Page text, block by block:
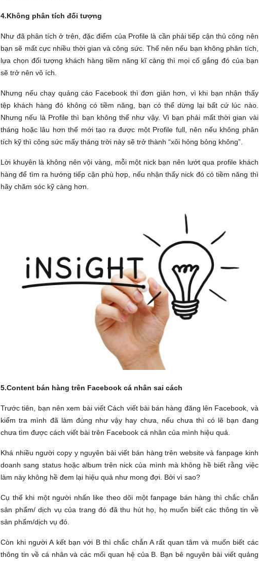
4.Không phân tích đối tượng
Như đã phân tích ở trên, đặc điểm của Profile là cần phải tiếp cận thủ công nên
bạn sẽ mất cực nhiều thời gian và công sức. Thế nên nếu bạn không phân tích,
lựa chọn đối tượng khách hàng tiềm năng kĩ càng thì mọi cố gắng đó của bạn
sẽ trở nên vô ích.
Nhưng nếu chạy quảng cáo Facebook thì đơn giản hơn, vì khi bạn nhận thấy
tệp khách hàng đó không có tiềm năng, bạn có thể dừng lại bất cứ lúc nào.
Nhưng nếu là Profile thì bạn không thể như vậy. Vì bạn phải mất thời gian vài
tháng hoặc lâu hơn thế mới tạo ra được một Profile full, nên nếu không phân
tích kỹ thì công sức mấy tháng trời này sẽ trở thành “xôi hỏng bỏng không”.
Lời khuyên là không nên vội vàng, mỗi một nick bạn nên lướt qua profile khách
hàng để tìm ra hướng tiếp cận phù hợp, nếu nhận thấy nick đó có tiềm năng thì
hãy chăm sóc kỹ càng hơn.
5.Content bán hàng trên Facebook cá nhân sai cách
Trước tiên, bạn nên xem bài viết Cách viết bài bán hàng đăng lên Facebook, và
kiểm tra mình đã làm đúng như vậy hay chưa, nếu chưa thì có lẽ bạn đang
chưa tìm được cách viết bài trên Facebook cá nhân của mình hiệu quả.
Khá nhiều người copy y nguyên bài viết bán hàng trên website và fanpage kinh
doanh sang status hoặc album trên nick của mình mà không hề biết rằng việc
làm này không hề đem lại hiệu quả như mong đợi. Bởi vì sao?
Cụ thể khi một người nhấn like theo dõi một fanpage bán hàng thì chắc chắn
sản phẩm/ dịch vụ của trang đó đã thu hút họ, họ muốn biết các thông tin về
sản phẩm/dịch vụ đó.
Còn khi người A kết bạn với B thì chắc chắn A rất quan tâm và muốn biết các
thông tin về cá nhân và các mối quan hệ của B. Bạn bê nguyên bài viết quảng